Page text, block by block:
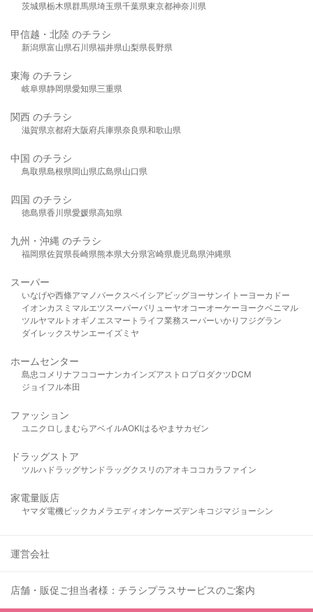
茨城県栃木県群馬県埼玉県千葉県東京都神奈川県
甲信越・北陸 のチラシ
新潟県富山県石川県福井県山梨県長野県
東海 のチラシ
岐阜県静岡県愛知県三重県
関西 のチラシ
滋賀県京都府大阪府兵庫県奈良県和歌山県
中国 のチラシ
鳥取県島根県岡山県広島県山口県
四国 のチラシ
徳島県香川県愛媛県高知県
九州・沖縄 のチラシ
福岡県佐賀県長崎県熊本県大分県宮崎県 鹿児島県沖縄県
スーパー
いなげや西條アマノパークスベイシア ビッグヨーサンイトーヨーカドー
イオンカスミ マルエツ スーパーバリューヤオコーオーケー ヨークベニマル
ツルヤマルト オギノ エスマート ライフ業務スーパーいかり フジグラン
ダイレックスサンエーイズミヤ
ホームセンター
島忠 コメリ ナフコ コーナンカインズアストロプロダクツDCM
ジョイフル本田
ファッション
ユニクロ しまむら アベイルAOKIはるやま サカゼン
ドラッグストア
ツルハドラッグサンドラッグクスリのアオキ ココカラファイン
家電量販店
ヤマダ電機ビックカメラ エディオンケーズデンキ コジマジョーシン
運営会社
店舗・販促ご担当者様：チラシプラスサービスのご案内